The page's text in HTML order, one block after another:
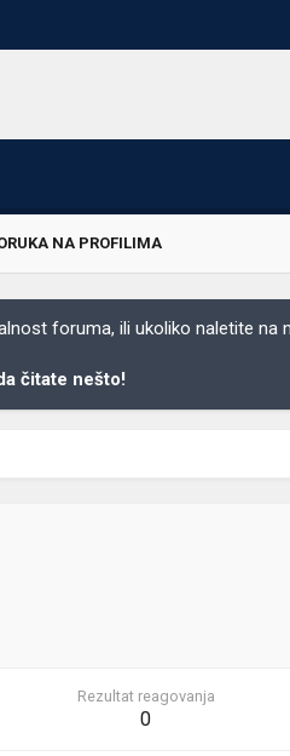
NA PROFILIMA
foruma, ili ukoliko naletite na
čitate nešto!
Rezultat reagovanja
0